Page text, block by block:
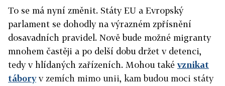
To se má nyní změnit. Státy EU a Evropský
parlament se dohodly na výrazném zpřísnění
dosavadních pravidel. Nově bude možné migranty
mnohem častěji a po delší dobu držet v detenci,
tedy v hlídaných zařízeních. Mohou takévznikat
táboryv zemích mimo unii, kam budou moci státy